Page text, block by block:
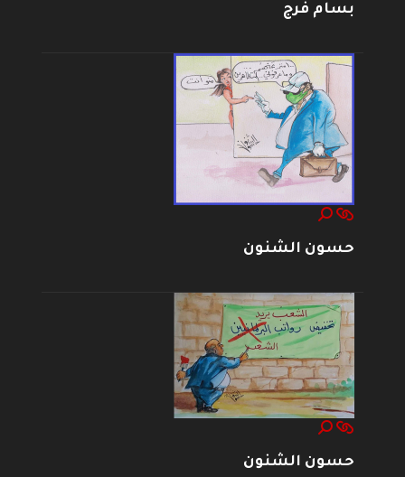
بسام فرج
حسون الشنون
حسون الشنون